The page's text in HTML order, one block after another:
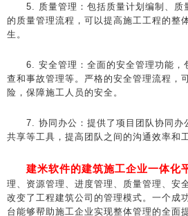
5. 质量管理：包括质量计划编制、质
的质量管理流程，可以提高施工工程的整
生。
6. 安全管理：全面的安全管理功能，
查和事故管理等。严格的安全管理流程，
险，保障施工人员的安全。
7. 协同办公：提供了项目团队协同办
共享等工具，提高团队之间的沟通效率和
建米软件的建筑施工企业一体化
理、资源管理、进度管理、质量管理、安
改变了工程建筑公司的管理模式。一个成
台能够帮助施工企业实现整体管理的全面